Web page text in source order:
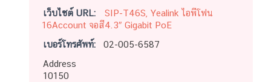
เว็บไซต์ URL:
SIP-T46S, Yealink ไอพีโฟน
16Account จอสี4.3″ Gigabit PoE
เบอร์โทรศัพท์:
02-005-6587
Address
10150